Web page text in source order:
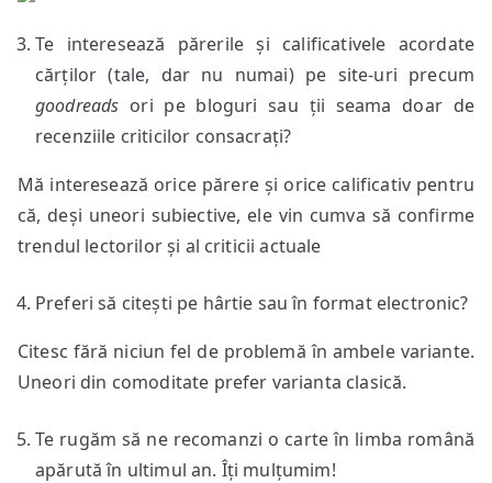
Te interesează părerile și calificativele acordate
cărților (tale, dar nu numai) pe site-uri precum
goodreads ori pe bloguri sau ții seama doar de
recenziile criticilor consacrați?
Mă interesează orice părere și orice calificativ pentru
că, deși uneori subiective, ele vin cumva să confirme
trendul lectorilor și al criticii actuale
Preferi să citești pe hârtie sau în format electronic?
Citesc fără niciun fel de problemă în ambele variante.
Uneori din comoditate prefer varianta clasică.
Te rugăm să ne recomanzi o carte în limba română
apărută în ultimul an. Îți mulțumim!